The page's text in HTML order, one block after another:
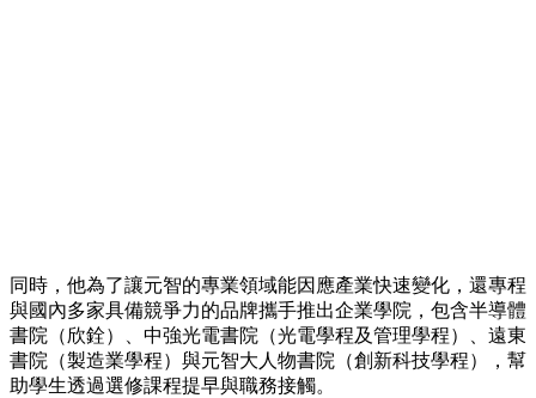
同時，他為了讓元智的專業領域能因應產業快速變化，還專程
與國內多家具備競爭力的品牌攜手推出企業學院，包含半導體
書院（欣銓）、中強光電書院（光電學程及管理學程）、遠東
書院（製造業學程）與元智大人物書院（創新科技學程），幫
助學生透過選修課程提早與職務接觸。